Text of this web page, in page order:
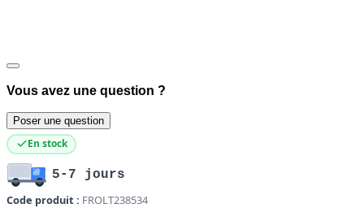
Vous avez une question ?
Poser une question
En stock
5-7 jours
Code produit : FROLT238534